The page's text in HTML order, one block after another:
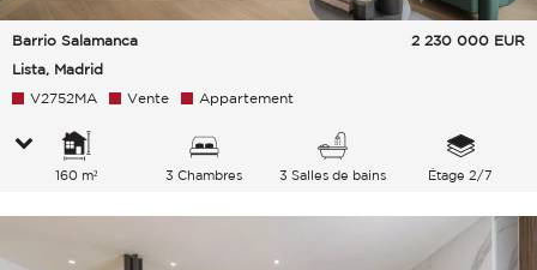
Barrio Salamanca
Lista, Madrid
2 230 000 EUR
V2752MA Vente Appartement
160 m² 3 Chambres 3 Salles de bains Étage 2/7